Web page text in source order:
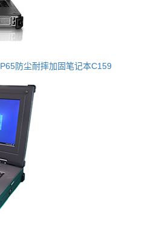
防尘耐摔加固笔记本C159